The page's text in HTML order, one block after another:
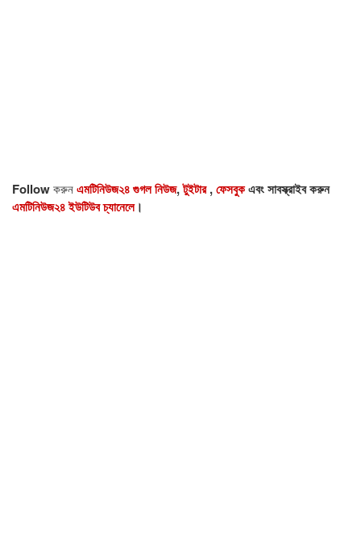
Followকরুনএমটিনিউজ২৪ গুগল নিউজ,টুইটার,ফেসবুকএবং সাবস্ক্রাইব করুন
এমটিনিউজ২৪ ইউটিউব চ্যানেলে।